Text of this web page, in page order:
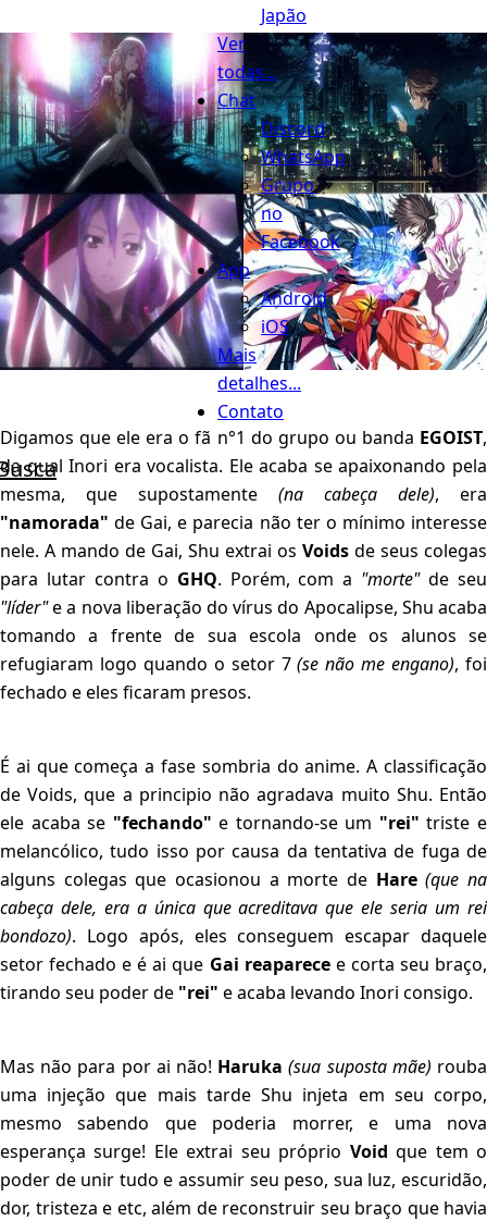
Japão
Ver
todas...
Chat
Discord
WhatsApp
Grupo
no
Facebook
App
Android
iOS
Mais
detalhes...
Contato
Digamos que ele era o fã n°1 do grupo ou banda EGOIST,
da qual Inori era vocalista. Ele acaba se apaixonando pela
mesma, que supostamente (na cabeça dele), era
"namorada" de Gai, e parecia não ter o mínimo interesse
nele. A mando de Gai, Shu extrai os Voids de seus colegas
para lutar contra o GHQ. Porém, com a "morte"de seu
"líder"e a nova liberação do vírus do Apocalipse, Shu acaba
tomando a frente de sua escola onde os alunos se
refugiaram logo quando o setor 7(se não me engano), foi
fechado e eles ficaram presos.
É ai que começa a fase sombria do anime. A classificação
de Voids, que a principio não agradava muito Shu. Então
ele acaba se "fechando" e tornando-se um "rei" triste e
melancólico, tudo isso por causa da tentativa de fuga de
alguns colegas que ocasionou a morte de Hare (que na
cabeça dele, era a única que acreditava que ele seria um rei
bondozo). Logo após, eles conseguem escapar daquele
setor fechado e é ai que Gai reaparecee corta seu braço,
tirando seu poder de "rei" e acaba levando Inori consigo.
Mas não para por ai não! Haruka (sua suposta mãe) rouba
uma injeção que mais tarde Shu injeta em seu corpo,
mesmo sabendo que poderia morrer, e uma nova
esperança surge! Ele extrai seu próprio Void que tem o
poder de unir tudo e assumir seu peso, sua luz, escuridão,
dor, tristeza e etc, além de reconstruir seu braço que havia